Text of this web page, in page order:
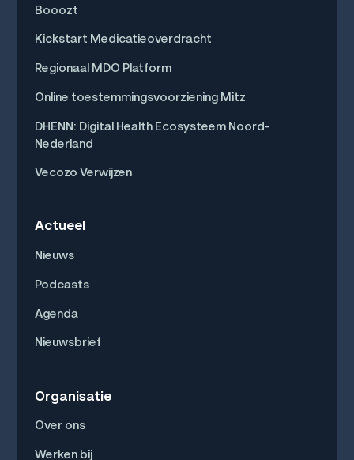
Booozt
Kickstart Medicatieoverdracht
Regionaal MDO Platform
Online toestemmingsvoorziening Mitz
DHENN: Digital Health Ecosysteem Noord-
Nederland
Vecozo Verwijzen
Actueel
Nieuws
Podcasts
Agenda
Nieuwsbrief
Organisatie
Over ons
Werken bij